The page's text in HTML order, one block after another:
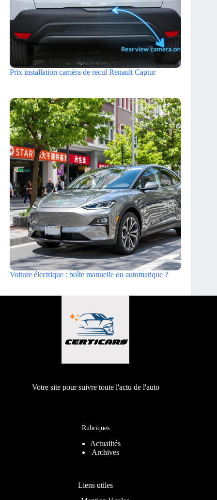
Prix installation caméra de recul Renault Captur
Voiture électrique : boîte manuelle ou automatique ?
Votre site pour suivre toute l'actu de l'auto
Rubriques
Actualités
Archives
Liens utiles